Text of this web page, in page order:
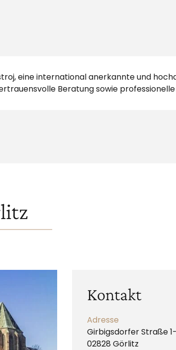
eine international anerkannte und
Beratung sowie professionelle
Kontakt
Adresse
Girbigsdorfer Straße
02828 Görlitz